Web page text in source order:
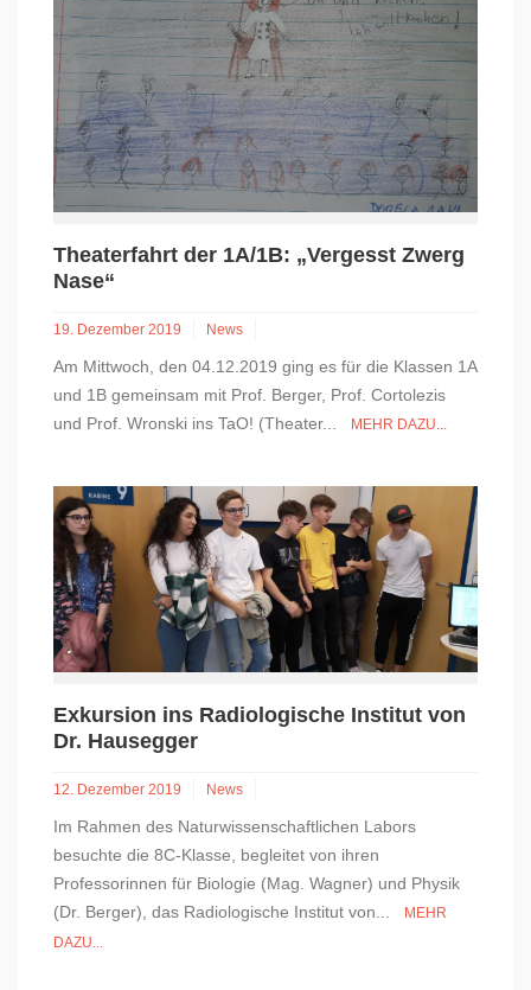
Theaterfahrt der 1A/1B: „Vergesst Zwerg
Nase“
19. Dezember 2019 News
Am Mittwoch, den 04.12.2019 ging es für die Klassen 1A
und 1B gemeinsam mit Prof. Berger, Prof. Cortolezis
und Prof. Wronski ins TaO! (Theater...
MEHR DAZU...
Exkursion ins Radiologische Institut von
Dr. Hausegger
12. Dezember 2019 News
Im Rahmen des Naturwissenschaftlichen Labors
besuchte die 8C-Klasse, begleitet von ihren
Professorinnen für Biologie (Mag. Wagner) und Physik
(Dr. Berger), das Radiologische Institut von...
MEHR
DAZU...